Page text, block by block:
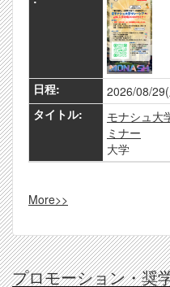
2026/08/
モナシュ大
ミナー
大学
More>>
プロモーション・奨